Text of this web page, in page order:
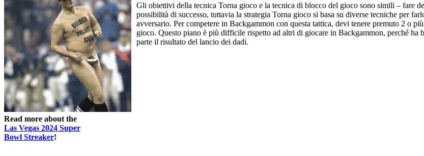
Read more about the
Las Vegas 2024 Super
Bowl Streaker!
Gli obiettivi della tecnica Torna gioco e la tecnica di blocco del gioco sono simili – fare
possibilità di successo, tuttavia la strategia Torna gioco si basa su diverse tecniche per
avversario. Per competere in Backgammon con questa tattica, devi tenere premuto 2 o
gioco. Questo piano è più difficile rispetto ad altri di giocare in Backgammon, perché ha
parte il risultato del lancio dei dadi.